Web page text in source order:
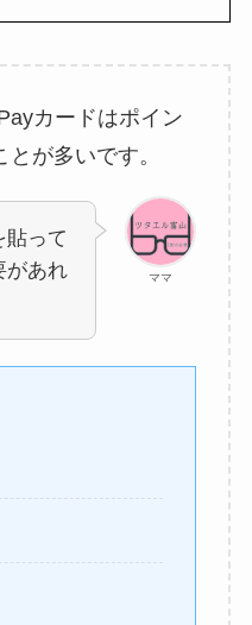
カードはポイン
が多いです。
ママ
貼って
があれ